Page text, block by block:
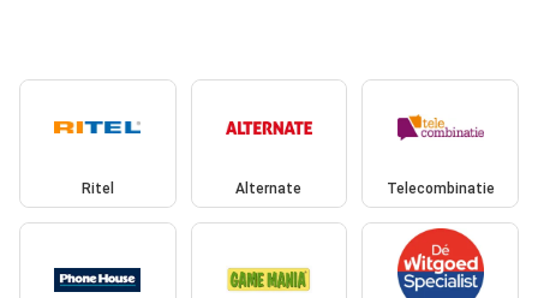
Ritel Alternate Telecombinatie